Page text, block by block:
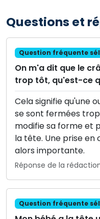
Questions et
Question fréquente
On m'a dit que le
trop tôt, qu'est-ce
Cela signifie qu'une
se sont fermées
modifie sa forme et
la tête. Une prise en
alors importante.
Réponse de la
Question fréquente